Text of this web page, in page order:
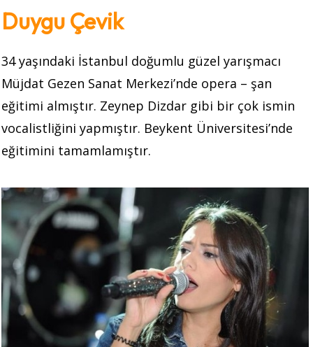
Duygu Çevik
34 yaşındaki İstanbul doğumlu güzel yarışmacı
Müjdat Gezen Sanat Merkezi’nde opera – şan
eğitimi almıştır. Zeynep Dizdar gibi bir çok ismin
vocalistliğini yapmıştır. Beykent Üniversitesi’nde
eğitimini tamamlamıştır.